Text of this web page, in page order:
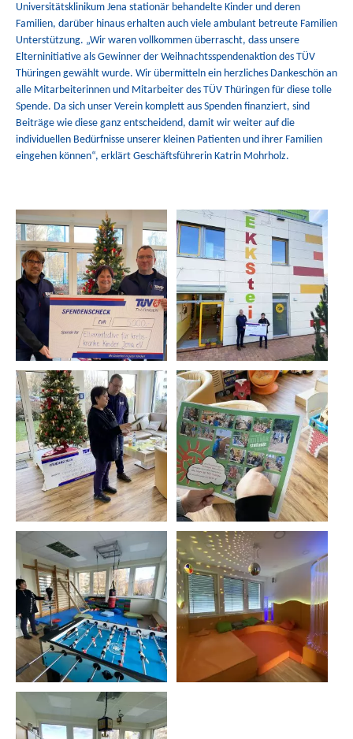
Universitätsklinikum Jena stationär behandelte Kinder und deren
Familien, darüber hinaus erhalten auch viele ambulant betreute Familien
Unterstützung. „Wir waren vollkommen überrascht, dass unsere
Elterninitiative als Gewinner der Weihnachtsspendenaktion des TÜV
Thüringen gewählt wurde. Wir übermitteln ein herzliches Dankeschön an
alle Mitarbeiterinnen und Mitarbeiter des TÜV Thüringen für diese tolle
Spende. Da sich unser Verein komplett aus Spenden finanziert, sind
Beiträge wie diese ganz entscheidend, damit wir weiter auf die
individuellen Bedürfnisse unserer kleinen Patienten und ihrer Familien
eingehen können“, erklärt Geschäftsführerin Katrin Mohrholz.